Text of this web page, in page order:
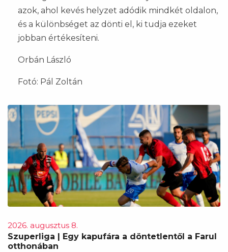
azok, ahol kevés helyzet adódik mindkét oldalon,
és a különbséget az dönti el, ki tudja ezeket
jobban értékesíteni.
Orbán László
Fotó: Pál Zoltán
2026. augusztus 8.
Szuperliga | Egy kapufára a döntetlentől a Farul
otthonában